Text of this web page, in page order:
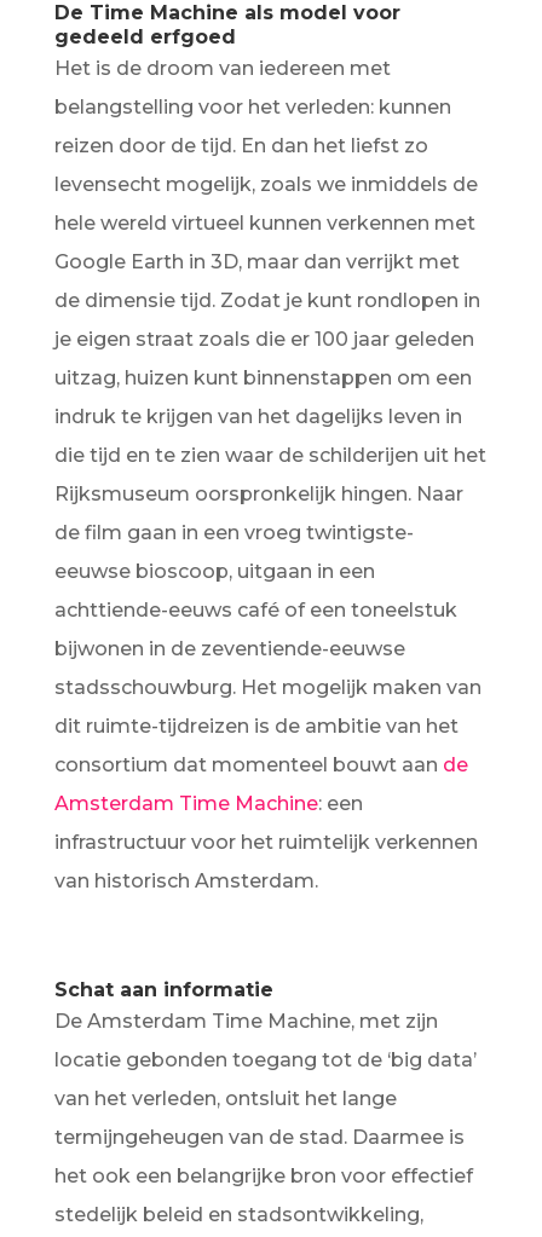
De Time Machine als model voor
gedeeld erfgoed
Het is de droom van iedereen met
belangstelling voor het verleden: kunnen
reizen door de tijd. En dan het liefst zo
levensecht mogelijk, zoals we inmiddels de
hele wereld virtueel kunnen verkennen met
Google Earth in 3D, maar dan verrijkt met
de dimensie tijd. Zodat je kunt rondlopen in
je eigen straat zoals die er 100 jaar geleden
uitzag, huizen kunt binnenstappen om een
indruk te krijgen van het dagelijks leven in
die tijd en te zien waar de schilderijen uit het
Rijksmuseum oorspronkelijk hingen. Naar
de film gaan in een vroeg twintigste-
eeuwse bioscoop, uitgaan in een
achttiende-eeuws café of een toneelstuk
bijwonen in de zeventiende-eeuwse
stadsschouwburg. Het mogelijk maken van
dit ruimte-tijdreizen is de ambitie van het
consortium dat momenteel bouwt aan de
Amsterdam Time Machine: een
infrastructuur voor het ruimtelijk verkennen
van historisch Amsterdam.
Schat aan informatie
De Amsterdam Time Machine, met zijn
locatie gebonden toegang tot de ‘big data’
van het verleden, ontsluit het lange
termijngeheugen van de stad. Daarmee is
het ook een belangrijke bron voor effectief
stedelijk beleid en stadsontwikkeling,